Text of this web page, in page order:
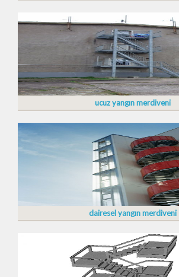
ucuz yangın merdiveni
dairesel yangın merdiveni